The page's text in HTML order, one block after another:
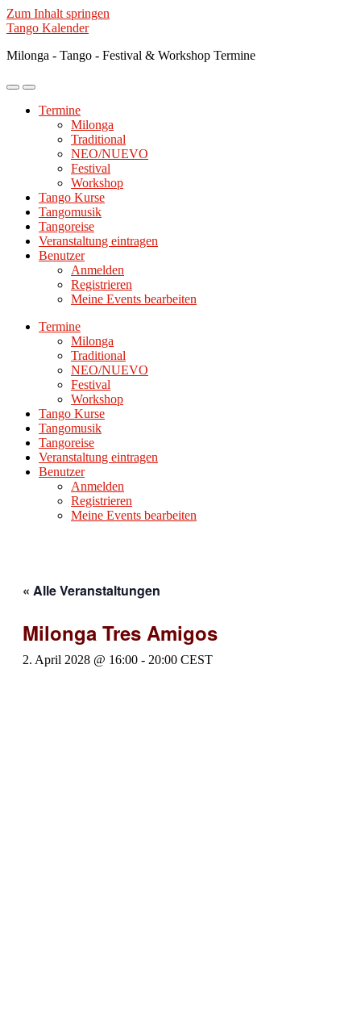
Zum Inhalt springen
Tango Kalender
Milonga - Tango - Festival & Workshop Termine
Mobile-
ein-/ausblenden
Suchfeld
ein-/ausblenden
Termine
Milonga
Traditional
NEO/NUEVO
Festival
Workshop
Tango Kurse
Tangomusik
Tangoreise
Veranstaltung eintragen
Benutzer
Anmelden
Registrieren
Meine Events bearbeiten
Termine
Milonga
Traditional
NEO/NUEVO
Festival
Workshop
Tango Kurse
Tangomusik
Tangoreise
Veranstaltung eintragen
Benutzer
Anmelden
Registrieren
Meine Events bearbeiten
« Alle Veranstaltungen
Milonga Tres Amigos
2. April 2028 @ 16:00 - 20:00 CEST